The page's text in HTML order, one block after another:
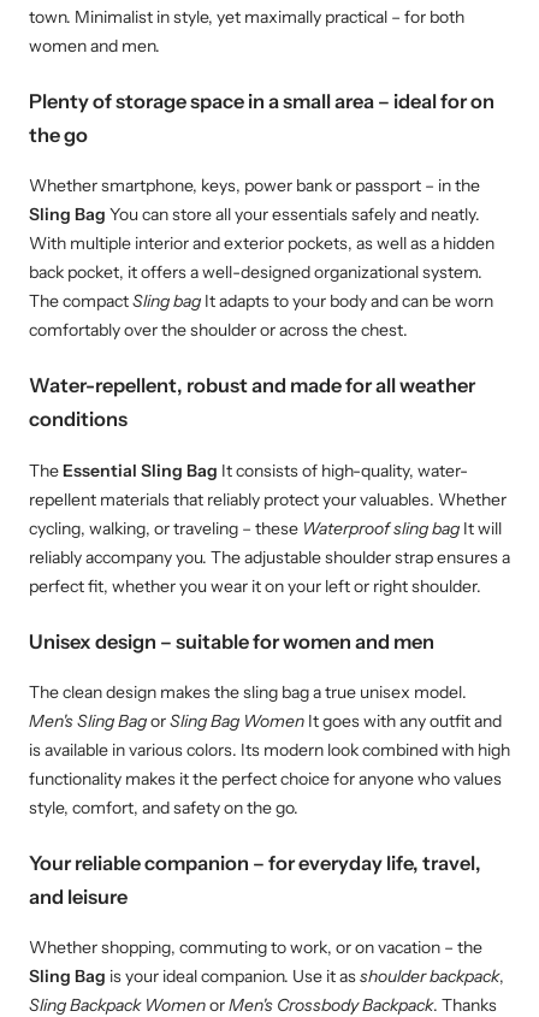
town. Minimalist in style, yet maximally practical – for both
women and men.
Plenty of storage space in a small area – ideal for on
the go
Whether smartphone, keys, power bank or passport – in the
Sling Bag You can store all your essentials safely and neatly.
With multiple interior and exterior pockets, as well as a hidden
back pocket, it offers a well-designed organizational system.
The compactSling bag It adapts to your body and can be worn
comfortably over the shoulder or across the chest.
Water-repellent, robust and made for all weather
conditions
TheEssential Sling Bag It consists of high-quality, water-
repellent materials that reliably protect your valuables. Whether
cycling, walking, or traveling – these Waterproof sling bag It will
reliably accompany you. The adjustable shoulder strap ensures a
perfect fit, whether you wear it on your left or right shoulder.
Unisex design – suitable for women and men
The clean design makes the sling bag a true unisex model.
Men's Sling BagorSling Bag Women It goes with any outfit and
is available in various colors. Its modern look combined with high
functionality makes it the perfect choice for anyone who values ​​
style, comfort, and safety on the go.
Your reliable companion – for everyday life, travel,
and leisure
Whether shopping, commuting to work, or on vacation – the
Sling Bag is your ideal companion. Use it asshoulder backpack,
Sling Backpack WomenorMen's Crossbody Backpack. Thanks